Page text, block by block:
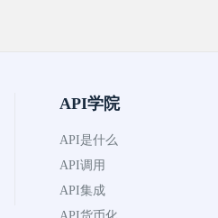
API学院
API是什么
API调用
API集成